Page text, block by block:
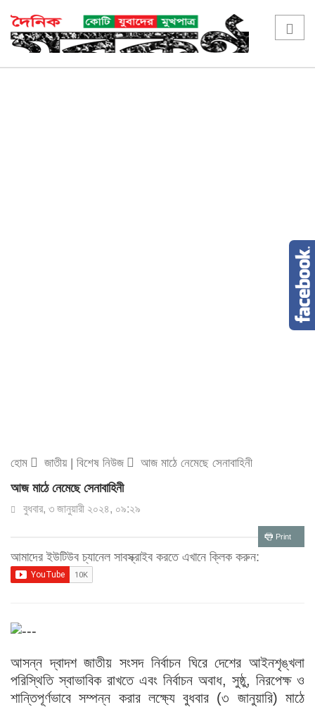
হোম জাতীয়| বিশেষ নিউজ আজ মাঠে নেমেছে সেনাবাহিনী
আজ মাঠে নেমেছে সেনাবাহিনী
বুধবার, ৩ জানুয়ারী ২০২৪, ০৯:২৯
Print
আমাদের ইউটিউব চ্যানেল সাবস্ক্রাইব করতে এখানে ক্লিক করুন:
আসন্ন দ্বাদশ জাতীয় সংসদ নির্বাচন ঘিরে দেশের আইনশৃঙ্খলা
পরিস্থিতি স্বাভাবিক রাখতে এবং নির্বাচন অবাধ, সুষ্ঠু, নিরপেক্ষ ও
শান্তিপূর্ণভাবে সম্পন্ন করার লক্ষ্যে বুধবার (৩ জানুয়ারি) মাঠে